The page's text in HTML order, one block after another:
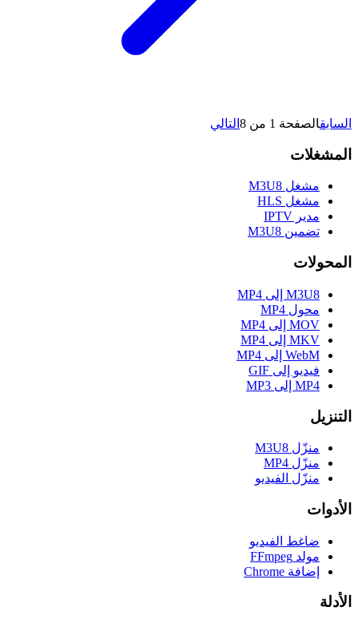
السابقالصفحة 1 من 8 التالي
المشغلات
مشغل M3U8
مشغل HLS
مدير IPTV
تضمين M3U8
المحولات
M3U8 إلى MP4
محول MP4
MOV إلى MP4
MKV إلى MP4
WebM إلى MP4
فيديو إلى GIF
MP4 إلى MP3
التنزيل
منزّل M3U8
منزّل MP4
منزّل الفيديو
الأدوات
ضاغط الفيديو
مولد FFmpeg
إضافة Chrome
الأدلة